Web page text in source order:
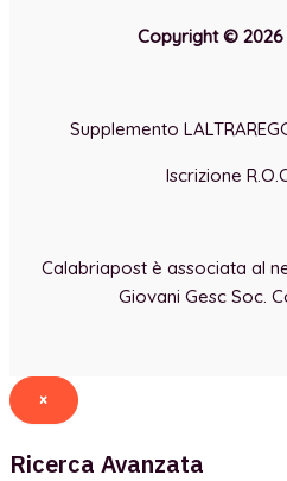
Copyright © 2026
Supplemento
Iscrizione
Calabriapost è associata al
Giovani Gesc Soc.
×
Ricerca Avanzata